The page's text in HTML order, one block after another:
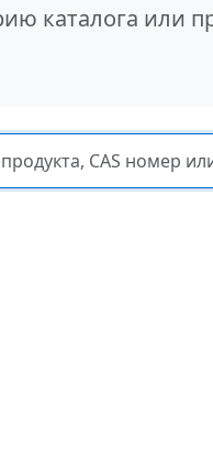
каталога или